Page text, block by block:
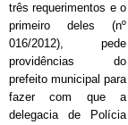
três requerimentos e o
primeiro deles (nº
016/2012), pede
providências do
prefeito municipal para
fazer com que a
delegacia de Polícia